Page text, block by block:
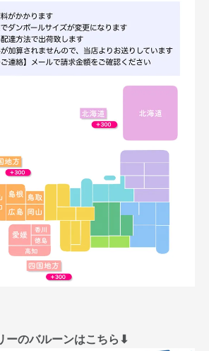
ーのバルーンはこちら⬇︎